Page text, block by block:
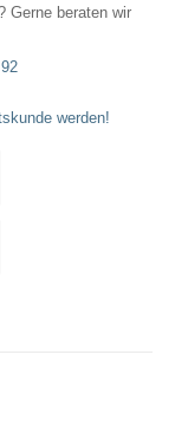
Gerne beraten wir
werden!